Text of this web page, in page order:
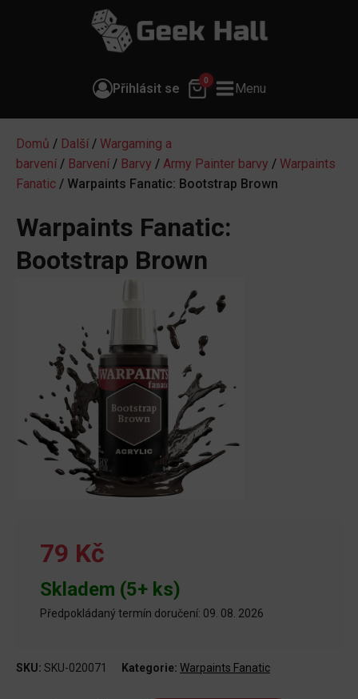
Přihlásit se
0
Menu
Domů / Další / Wargaming a
barvení / Barvení / Barvy / Army Painter barvy / Warpaints
Fanatic / Warpaints Fanatic: Bootstrap Brown
Warpaints Fanatic:
Bootstrap Brown
79 Kč
Skladem (5+ ks)
Předpokládaný termín doručení: 09. 08. 2026
SKU: SKU-020071 Kategorie: Warpaints Fanatic